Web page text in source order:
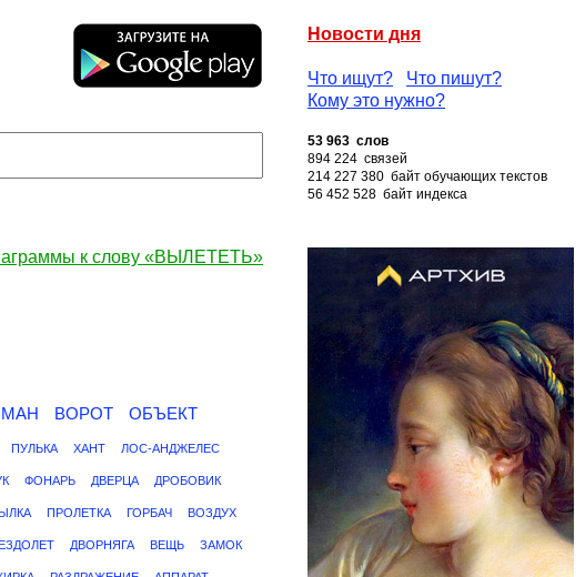
Новости дня
Что ищут?
Что пишут?
Кому это нужно?
53 963 слов
894 224 связей
214 227 380 байт обучающих текстов
56 452 528 байт индекса
к слову «ВЫЛЕТЕТЬ»
ВОРОТ
ОБЪЕКТ
ПУЛЬКА ХАНТ ЛОС-АНДЖЕЛЕС
ФОНАРЬ ДВЕРЦА ДРОБОВИК
ПРОЛЕТКА ГОРБАЧ ВОЗДУХ
ДВОРНЯГА ВЕЩЬ ЗАМОК